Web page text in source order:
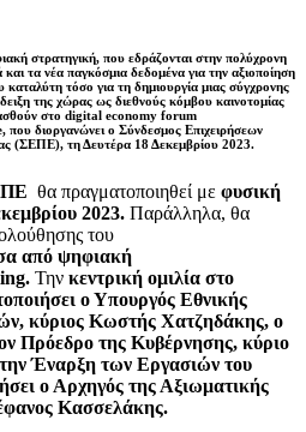
στρατηγική, που εδράζονται στην πολύχρονη
τα νέα παγκόσμια δεδομένα για την αξιοποίηση
τόσο για τη δημιουργία μιας σύγχρονης
της χώρας ως διεθνούς κόμβου καινοτομίας
στο digital economy forum
διοργανώνει ο Σύνδεσμος Επιχειρήσεων
(ΣΕΠΕ), τη Δευτέρα 18 Δεκεμβρίου 2023.
θα πραγματοποιηθεί με φυσική
2023. Παράλληλα, θα
του
από ψηφιακή
Την κεντρική ομιλία στο
ο Υπουργός Εθνικής
κύριος Κωστής Χατζηδάκης, ο
Πρόεδρο της Κυβέρνησης, κύριο
Έναρξη των Εργασιών του
ο Αρχηγός της Αξιωματικής
Κασσελάκης.